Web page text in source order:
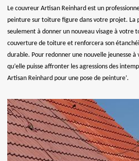
Le couvreur Artisan Reinhard est un
peinture sur toiture figure dans votre projet. La
seulement à donner un nouveau visage à votre
couverture de toiture et renforcera son
durable. Pour redonner une nouvelle jeunesse
qu’elle puisse affronter les agressions des
Artisan Reinhard pour une pose de peinture’.